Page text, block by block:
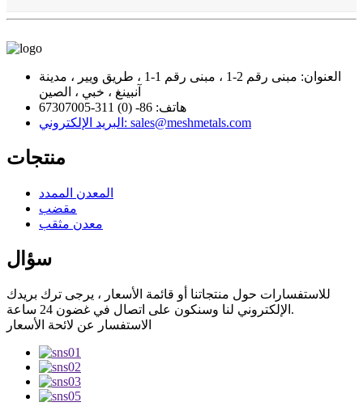
العنوان: مبنى رقم 2-1 ، مبنى رقم 1-1 ، طريق ويير ، مدينة
آنبينغ ، خبي ، الصين
هاتف: 86- (0) 311-67307005
البريد الإلكتروني: sales@meshmetals.com
منتجات
المعدن الممدد
مقضب
معدن مثقب
سؤال
للاستفسارات حول منتجاتنا أو قائمة الأسعار ، يرجى ترك بريدك
الإلكتروني لنا وسنكون على اتصال في غضون 24 ساعة.
الاستفسار عن لائحة الأسعار